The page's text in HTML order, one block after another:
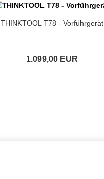
THINKTOOL T78 - Vorführgerät
1.099,00 EUR